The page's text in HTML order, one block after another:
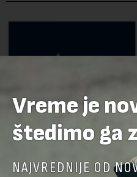
Vreme je
štedimo ga
NAJVREDNIJE OD